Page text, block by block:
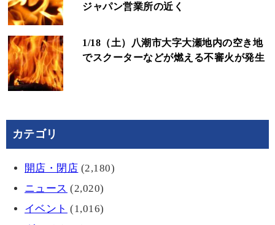
ジャパン営業所の近く
1/18（土）八潮市大字大瀬地内の空き地
でスクーターなどが燃える不審火が発生
カテゴリ
開店・閉店 (2,180)
ニュース (2,020)
イベント (1,016)